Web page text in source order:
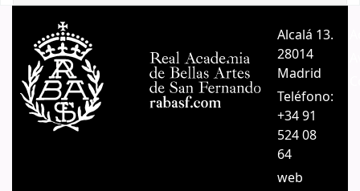
Alcalá 13.
28014
Madrid
Teléfono:
+34 91
524 08
64
web